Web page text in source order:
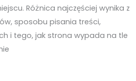
Różnica najczęściej wynika z
sposobu pisania treści,
i tego, jak strona wypada na tle